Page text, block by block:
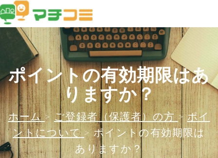
ポイントの有効期限はあ
りますか？
ホーム > ご登録者（保護者）の方 > ポイ
ントについて > ポイントの有効期限は
ありますか？